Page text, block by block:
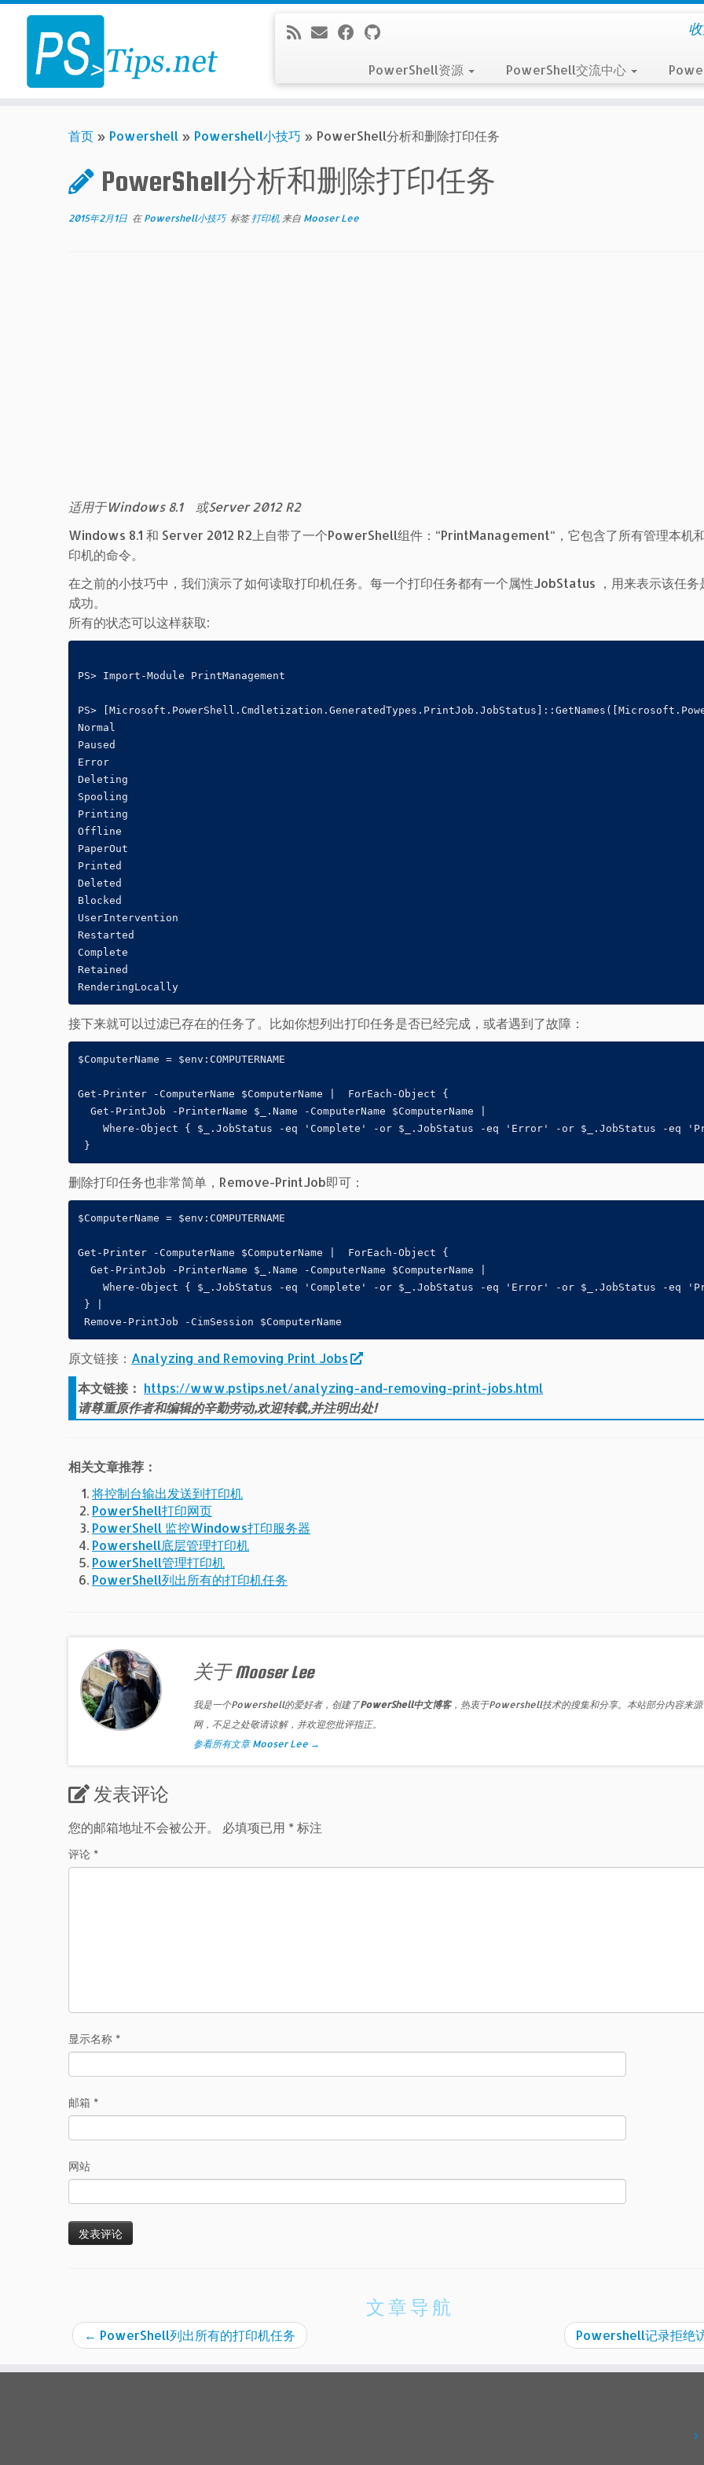
Skip
content
PowerShell资源 PowerShell交流中心
首页 » Powershell » Powershell小技巧 » PowerShell分析和删除打印任务
PowerShell分析和删除打印任务
2015年2月1日 在 Powershell小技巧 标签打印机 来自 Mooser Lee
适用于Windows 8.1 或Server 2012 R2
Windows 8.1 和 Server 2012 R2上自带了一个PowerShell组件：“PrintManagement“，它包含了所有管理本机
印机的命令。
在之前的小技巧中，我们演示了如何读取打印机任务。每一个打印任务都有一个属性JobStatus ，用来表示该任务
成功。
所有的状态可以这样获取:
PS> Import-Module PrintManagement
PS>
Normal
Paused
Error
Deleting
Spooling
Printing
Offline
PaperOut
Printed
Deleted
Blocked
UserIntervention
Restarted
Complete
Retained
RenderingLocally
接下来就可以过滤已存在的任务了。比如你想列出打印任务是否已经完成，或者遇到了故障：
$ComputerName = $env:COMPUTERNAME
Get-Printer -ComputerName $ComputerName |  ForEach-Object {
  Get-PrintJob -PrinterName $_.Name -ComputerName $ComputerName |
Where-Object { $_.JobStatus -eq 'Complete' -or $_.JobStatus -eq 'Error' -or $_.JobStatus -eq
}
删除打印任务也非常简单，Remove-PrintJob即可：
$ComputerName = $env:COMPUTERNAME
Get-Printer -ComputerName $ComputerName |  ForEach-Object {
  Get-PrintJob -PrinterName $_.Name -ComputerName $ComputerName |
Where-Object { $_.JobStatus -eq 'Complete' -or $_.JobStatus -eq 'Error' -or $_.JobStatus -eq
} |
Remove-PrintJob -CimSession $ComputerName
原文链接： Analyzing and Removing Print Jobs
本文链接： https://www.pstips.net/analyzing-and-removing-print-jobs.html
请尊重原作者和编辑的辛勤劳动,欢迎转载,并注明出处!
相关文章推荐：
将控制台输出发送到打印机
PowerShell打印网页
PowerShell 监控Windows打印服务器
Powershell底层管理打印机
PowerShell管理打印机
PowerShell列出所有的打印机任务
关于 Mooser Lee
我是一个Powershell的爱好者，创建了PowerShell中文博客，热衷于Powershell技术的搜集和分享。本站部分内容来源
网，不足之处敬请谅解，并欢迎您批评指正。
参看所有文章 Mooser Lee →
发表评论
您的邮箱地址不会被公开。 必填项已用 *标注
评论 *
显示名称 *
邮箱 *
网站
文章导航
← PowerShell列出所有的打印机任务 Powershell记录拒绝